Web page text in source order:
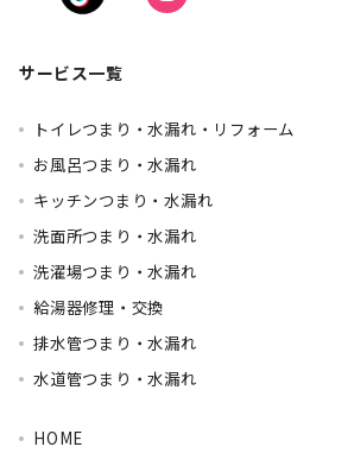
サービス一覧
トイレつまり・水漏れ・リフォーム
お風呂つまり・水漏れ
キッチンつまり・水漏れ
洗面所つまり・水漏れ
洗濯場つまり・水漏れ
給湯器修理・交換
排水管つまり・水漏れ
水道管つまり・水漏れ
HOME